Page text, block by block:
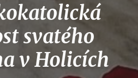
svatého
v Holicích